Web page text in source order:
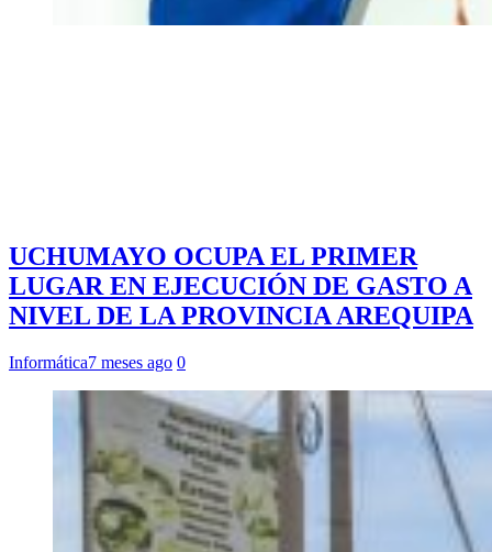
UCHUMAYO OCUPA EL PRIMER
LUGAR EN EJECUCIÓN DE GASTO A
NIVEL DE LA PROVINCIA AREQUIPA
Informática7 meses ago 0